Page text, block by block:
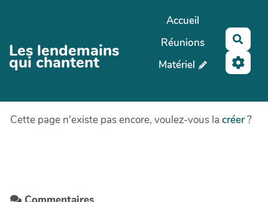
Les lendemains
qui chantent
Accueil
Réunions
Matériel
Cette page n'existe pas encore, voulez-vous la créer?